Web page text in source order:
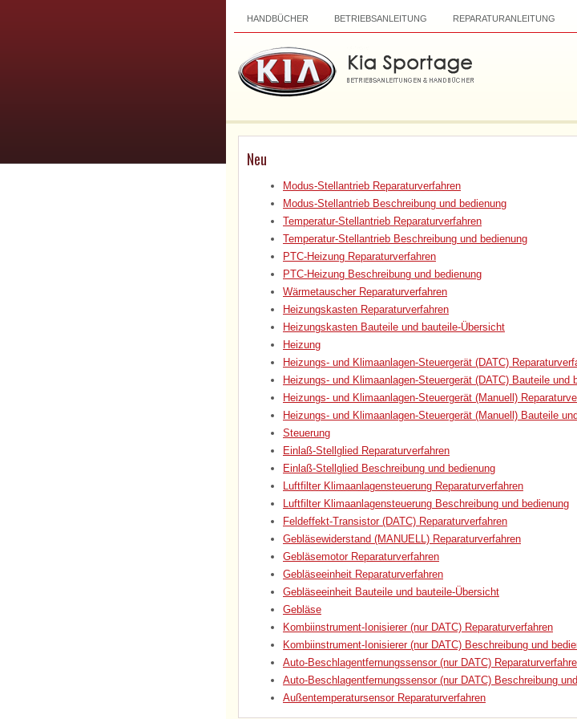
HANDBÜCHER BETRIEBSANLEITUNG REPARATURANLEITUNG
Neu
Modus-Stellantrieb Reparaturverfahren
Modus-Stellantrieb Beschreibung und bedienung
Temperatur-Stellantrieb Reparaturverfahren
Temperatur-Stellantrieb Beschreibung und bedienung
PTC-Heizung Reparaturverfahren
PTC-Heizung Beschreibung und bedienung
Wärmetauscher Reparaturverfahren
Heizungskasten Reparaturverfahren
Heizungskasten Bauteile und bauteile-Übersicht
Heizung
Heizungs- und Klimaanlagen-Steuergerät (DATC)
Heizungs- und Klimaanlagen-Steuergerät (DATC) Bauteile und
Heizungs- und Klimaanlagen-Steuergerät (Manuell)
Heizungs- und Klimaanlagen-Steuergerät (Manuell) Bauteile
Steuerung
Einlaß-Stellglied Reparaturverfahren
Einlaß-Stellglied Beschreibung und bedienung
Luftfilter Klimaanlagensteuerung Reparaturverfahren
Luftfilter Klimaanlagensteuerung Beschreibung und bedienung
Feldeffekt-Transistor (DATC) Reparaturverfahren
Gebläsewiderstand (MANUELL) Reparaturverfahren
Gebläsemotor Reparaturverfahren
Gebläseeinheit Reparaturverfahren
Gebläseeinheit Bauteile und bauteile-Übersicht
Gebläse
Kombiinstrument-Ionisierer (nur DATC) Reparaturverfahren
Kombiinstrument-Ionisierer (nur DATC) Beschreibung und
Auto-Beschlagentfernungssensor (nur DATC)
Auto-Beschlagentfernungssensor (nur DATC) Beschreibung
Außentemperatursensor Reparaturverfahren